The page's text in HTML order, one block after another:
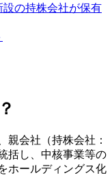
の持株会社が保有
親会社（持株会社：
括し、中核事業等の
ホールディングス化